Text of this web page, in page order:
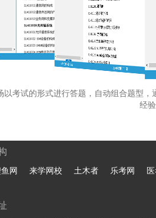
以考试的形式进行答题，自动组合题型
经
网 来学网校 土木者 乐考网